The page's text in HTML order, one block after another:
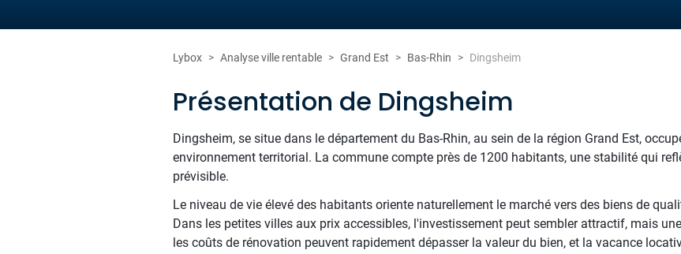
Lybox Analyse ville rentable Grand Est Bas-Rhin Dingsheim
Présentation de Dingsheim
Dingsheim, se situe dans le département du Bas-Rhin, au sein de la région Grand Est,
environnement territorial. La commune compte près de 1200 habitants, une stabilité qui
prévisible.
Le niveau de vie élevé des habitants oriente naturellement le marché vers des biens de
Dans les petites villes aux prix accessibles, l'investissement peut sembler attractif, mais
les coûts de rénovation peuvent rapidement dépasser la valeur du bien, et la vacance